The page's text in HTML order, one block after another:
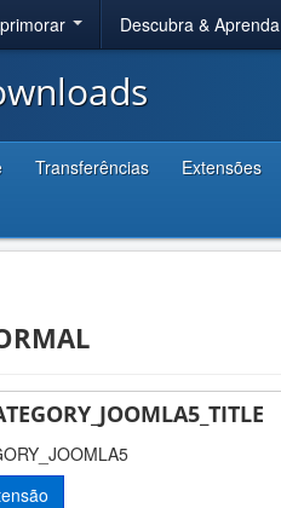
Descubra & Aprenda
Transferências Extensões